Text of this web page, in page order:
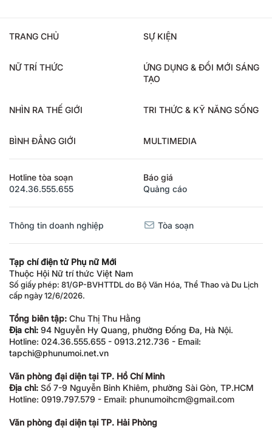
TRANG CHỦ SỰ KIỆN
NỮ TRÍ THỨC
ỨNG DỤNG & ĐỔI MỚI SÁNG
TẠO
NHÌN RA THẾ GIỚI TRI THỨC & KỸ NĂNG SỐNG
BÌNH ĐẲNG GIỚI MULTIMEDIA
Hotline tòa soạn
024.36.555.655
Báo giá
Quảng cáo
Thông tin doanh nghiệp Tòa soạn
Tạp chí điện tử Phụ nữ Mới
Thuộc Hội Nữ trí thức Việt Nam
Số giấy phép: 81/GP-BVHTTDL do Bộ Văn Hóa, Thể Thao và Du Lịch
cấp ngày 12/6/2026.
Tổng biên tập: Chu Thị Thu Hằng
Địa chỉ: 94 Nguyễn Hy Quang, phường Đống Đa, Hà Nội.
Hotline: 024.36.555.655 - 0913.212.736 - Email:
tapchi@phunumoi.net.vn
Văn phòng đại diện tại TP. Hồ Chí Minh
Địa chỉ: Số 7-9 Nguyễn Bỉnh Khiêm, phường Sài Gòn, TP.HCM
Hotline: 0919.797.579 - Email: phunumoihcm@gmail.com
Văn phòng đại diện tại TP. Hải Phòng